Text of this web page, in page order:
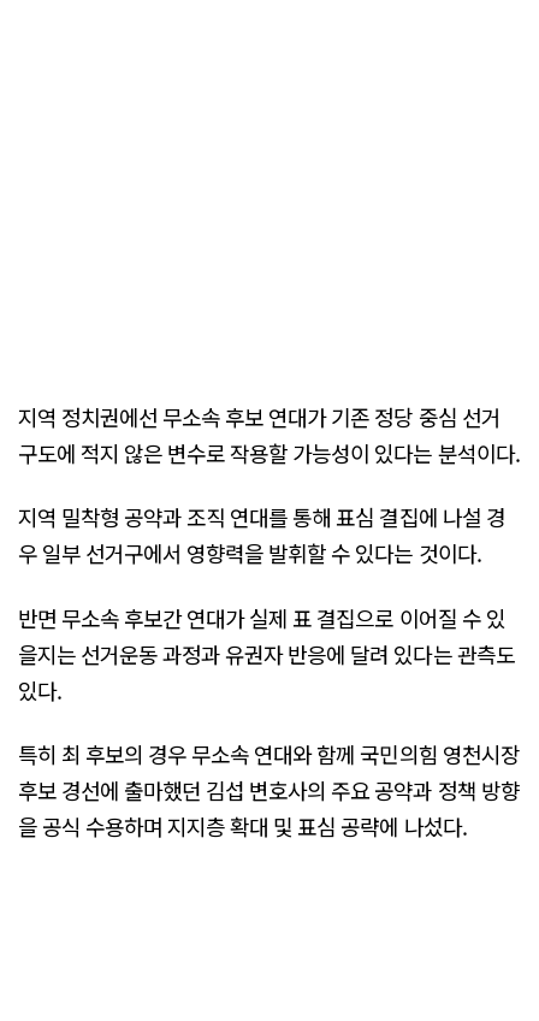
지역 정치권에선 무소속 후보 연대가 기존 정당 중심 선거
구도에 적지 않은 변수로 작용할 가능성이 있다는 분석이다.
지역 밀착형 공약과 조직 연대를 통해 표심 결집에 나설 경
우 일부 선거구에서 영향력을 발휘할 수 있다는 것이다.
반면 무소속 후보간 연대가 실제 표 결집으로 이어질 수 있
을지는 선거운동 과정과 유권자 반응에 달려 있다는 관측도
있다.
특히 최 후보의 경우 무소속 연대와 함께 국민의힘 영천시장
후보 경선에 출마했던 김섭 변호사의 주요 공약과 정책 방향
을 공식 수용하며 지지층 확대 및 표심 공략에 나섰다.